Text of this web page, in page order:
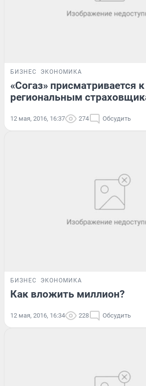
БИЗНЕС ЭКОНОМИКА
«Согаз» присматривается к
региональным
12 мая, 2016, 16:37 274 Обсудить
БИЗНЕС ЭКОНОМИКА
Как вложить миллион?
12 мая, 2016, 16:34 228 Обсудить